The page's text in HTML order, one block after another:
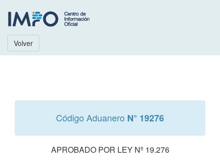
Volver
Código Aduanero N° 19276
APROBADO POR LEY Nº 19.276